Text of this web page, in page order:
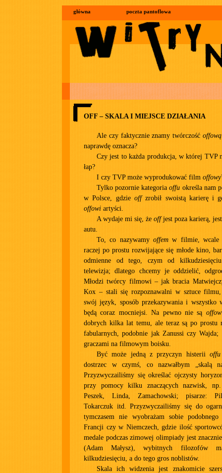
główna poczta pantoflowa
OFF – SKALA I MIEJSCE DZIAŁANIA
Ale czy faktycznie znamy twórczość offową
naprawdę oznacza?
Czy jest to każda produkcja, w której TVP
łap?
I czy TVP może wyprodukować film offowy
Tylko pozornie kategoriaoffu określa nam
w Polsce, gdzie offzrobił swoistą karierę i
offowi artyści.
A wydaje mi się, że offjest poza karierą,
autu.
To, co nazywamy offemw filmie, wcale
raczej po prostu rozwijające się młode kino,
odmienne od tego, czym od
telewizja; dlatego chcemy je oddzielić,
Młodzi twórcy filmowi – jak bracia
Kox – stali się rozpoznawalni w sztuce filmu,
swój język, sposób przekazywania i wszystko
będą coraz mocniejsi. Na pewno nie są
dobrych kilka lat temu, ale teraz są po prostu
fabularnych, podobnie jak Zanussi czy Wajda;
graczami na filmowym boisku.
Być może jedną z przyczyn histerii offu
dostrzec w czymś, co nazwałbym „skalą
Przyzwyczailiśmy się określać ojczysty
przy pomocy kilku znaczących nazwisk,
Peszek, Linda, Zamachowski; pisarze:
Tokarczuk itd. Przyzwyczailiśmy się do
tymczasem nie wyobrażam sobie
Francji czy w Niemczech, gdzie ilość
medale podczas zimowej olimpiady jest
(Adam Małysz), wybitnych filozofów
kilkudziesięciu, a do tego gros noblistów.
Skala ich widzenia jest znakomicie